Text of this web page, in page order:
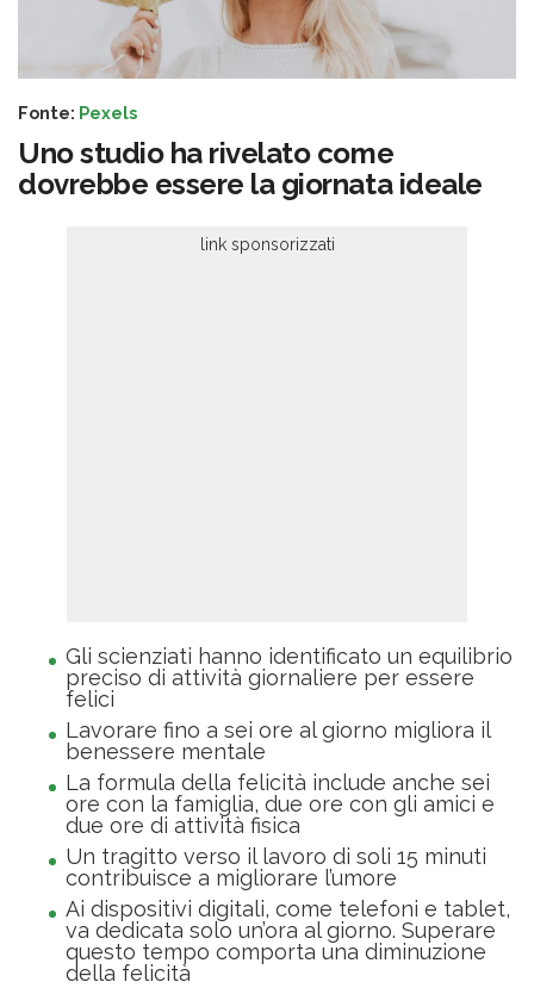
Fonte: Pexels
Uno studio ha rivelato come
dovrebbe essere la giornata ideale
Gli scienziati hanno identificato un equilibrio
preciso di attività giornaliere per essere
felici
Lavorare fino a sei ore al giorno migliora il
benessere mentale
La formula della felicità include anche sei
ore con la famiglia, due ore con gli amici e
due ore di attività fisica
Un tragitto verso il lavoro di soli 15 minuti
contribuisce a migliorare l’umore
Ai dispositivi digitali, come telefoni e tablet,
va dedicata solo un’ora al giorno. Superare
questo tempo comporta una diminuzione
della felicità